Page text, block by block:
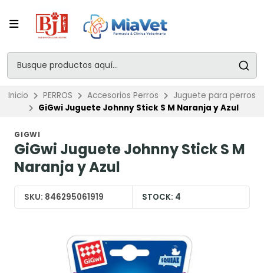
Inicio PERROS Accesorios Perros
Juguete para perros
GiGwi Juguete Johnny Stick S M Naranja y Azul
GIGWI
GiGwi Juguete Johnny Stick S M
Naranja y Azul
SKU: 846295061919 STOCK: 4